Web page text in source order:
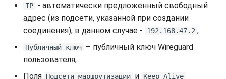
IP - автоматически предложенный свободный
адрес (из подсети, указанной при создании
соединения), в данном случае -
192.168.47.2 ;
Публичный ключ – публичный ключ Wireguard
пользователя;
Поля Подсети маршрутизации и Keep Alive